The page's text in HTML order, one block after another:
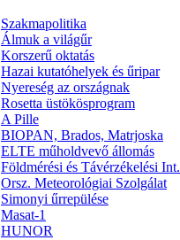
Szakmapolitika
Álmuk a világűr
Korszerű oktatás
Hazai kutatóhelyek és űripar
Nyereség az országnak
Rosetta üstökösprogram
A Pille
BIOPAN, Brados, Matrjoska
ELTE műholdvevő állomás
Földmérési és Távérzékelési Int.
Orsz. Meteorológiai Szolgálat
Simonyi űrrepülése
Masat-1
HUNOR